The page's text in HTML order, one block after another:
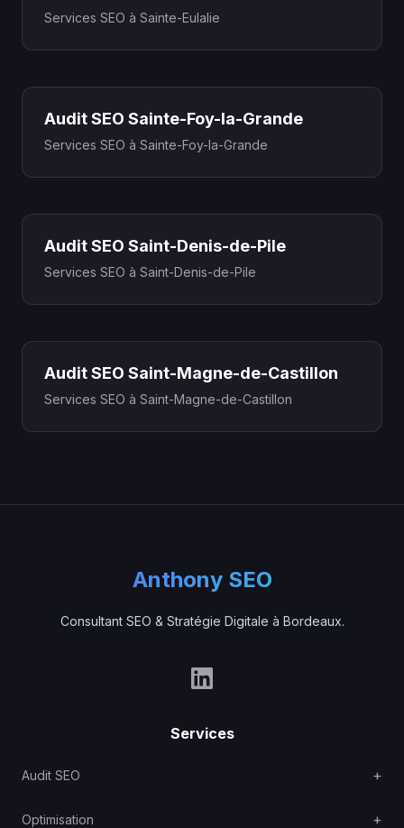
Services SEO à Sainte-Eulalie
Audit SEO Sainte-Foy-la-Grande
Services SEO à Sainte-Foy-la-Grande
Audit SEO Saint-Denis-de-Pile
Services SEO à Saint-Denis-de-Pile
Audit SEO Saint-Magne-de-Castillon
Services SEO à Saint-Magne-de-Castillon
Anthony SEO
Consultant SEO & Stratégie Digitale à Bordeaux.
Services
Audit SEO
Optimisation